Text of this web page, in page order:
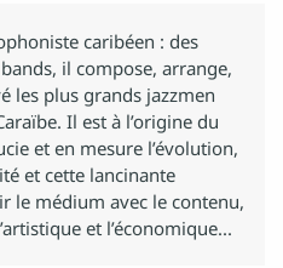
caribéen : des
il compose, arrange,
les plus grands jazzmen
Il est à l’origine du
et en mesure l’évolution,
et cette lancinante
le médium avec le contenu,
et l’économique...